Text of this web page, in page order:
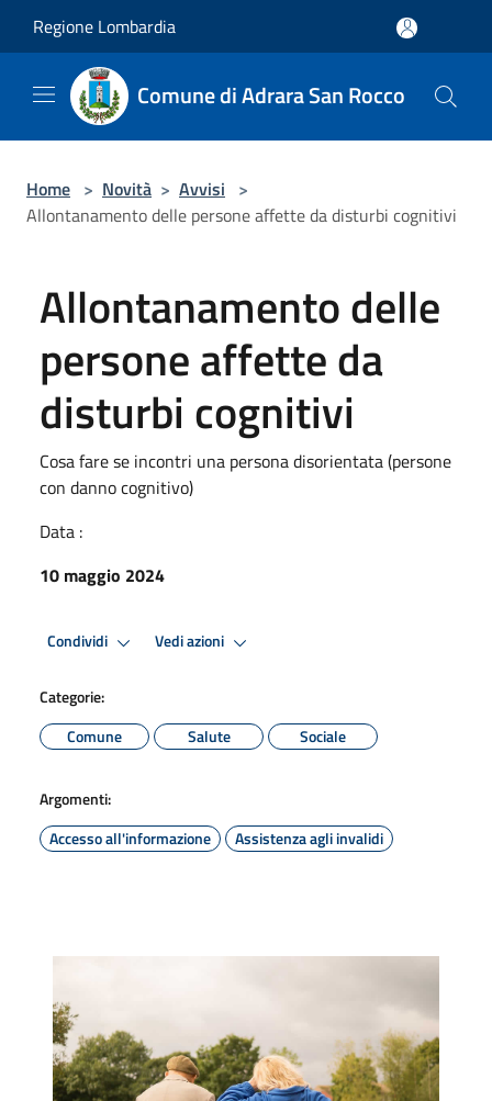
Regione Lombardia
Comune di Adrara San Rocco
Home > Novità > Avvisi >
Allontanamento delle persone affette da disturbi cognitivi
Allontanamento delle
persone affette da
disturbi cognitivi
Cosa fare se incontri una persona disorientata (persone
con danno cognitivo)
Data :
10 maggio 2024
Condividi Vedi azioni
Categorie:
Comune
Salute Sociale
Argomenti:
Accesso all'informazione
Assistenza agli invalidi